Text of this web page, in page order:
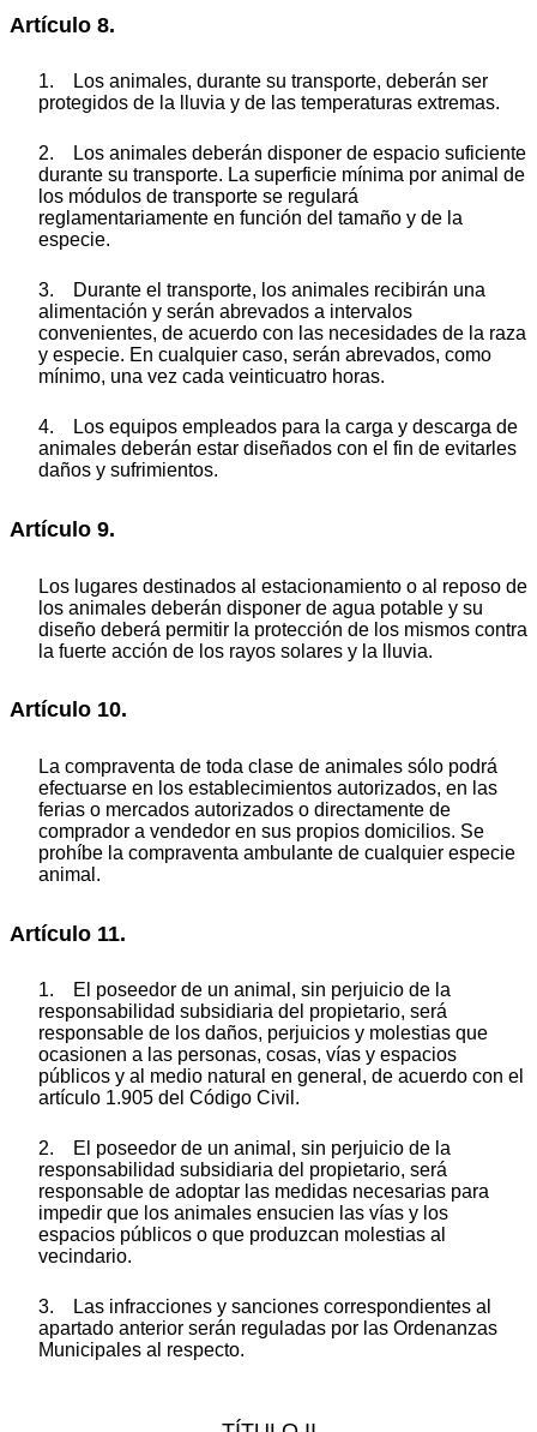
Artículo 8.
1. Los animales, durante su transporte, deberán ser
protegidos de la lluvia y de las temperaturas extremas.
2. Los animales deberán disponer de espacio suficiente
durante su transporte. La superficie mínima por animal de
los módulos de transporte se regulará
reglamentariamente en función del tamaño y de la
especie.
3. Durante el transporte, los animales recibirán una
alimentación y serán abrevados a intervalos
convenientes, de acuerdo con las necesidades de la raza
y especie. En cualquier caso, serán abrevados, como
mínimo, una vez cada veinticuatro horas.
4. Los equipos empleados para la carga y descarga de
animales deberán estar diseñados con el fin de evitarles
daños y sufrimientos.
Artículo 9.
Los lugares destinados al estacionamiento o al reposo de
los animales deberán disponer de agua potable y su
diseño deberá permitir la protección de los mismos contra
la fuerte acción de los rayos solares y la lluvia.
Artículo 10.
La compraventa de toda clase de animales sólo podrá
efectuarse en los establecimientos autorizados, en las
ferias o mercados autorizados o directamente de
comprador a vendedor en sus propios domicilios. Se
prohíbe la compraventa ambulante de cualquier especie
animal.
Artículo 11.
1. El poseedor de un animal, sin perjuicio de la
responsabilidad subsidiaria del propietario, será
responsable de los daños, perjuicios y molestias que
ocasionen a las personas, cosas, vías y espacios
públicos y al medio natural en general, de acuerdo con el
artículo 1.905 del Código Civil.
2. El poseedor de un animal, sin perjuicio de la
responsabilidad subsidiaria del propietario, será
responsable de adoptar las medidas necesarias para
impedir que los animales ensucien las vías y los
espacios públicos o que produzcan molestias al
vecindario.
3. Las infracciones y sanciones correspondientes al
apartado anterior serán reguladas por las Ordenanzas
Municipales al respecto.